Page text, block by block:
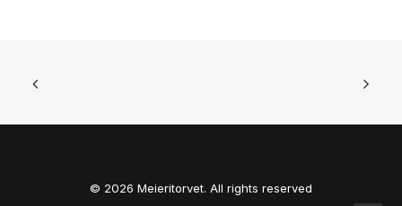
© 2026 Meieritorvet. All rights reserved